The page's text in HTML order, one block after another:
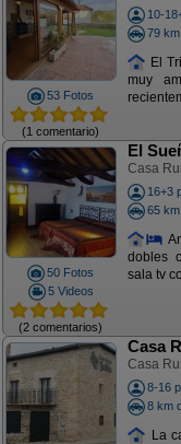
53 Fotos
(1 comentario)
10-
79
El
muy
50 Fotos
5 Videos
(2 comentarios)
El
Casa
16+3
65
dobles
sala tv
Casa
Casa
8-16
8 km
La